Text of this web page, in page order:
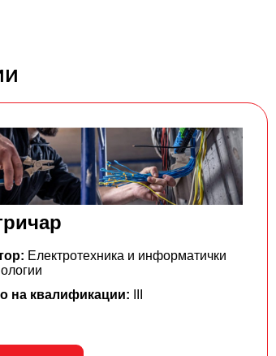
Електротехника и информатички
на квалификации: